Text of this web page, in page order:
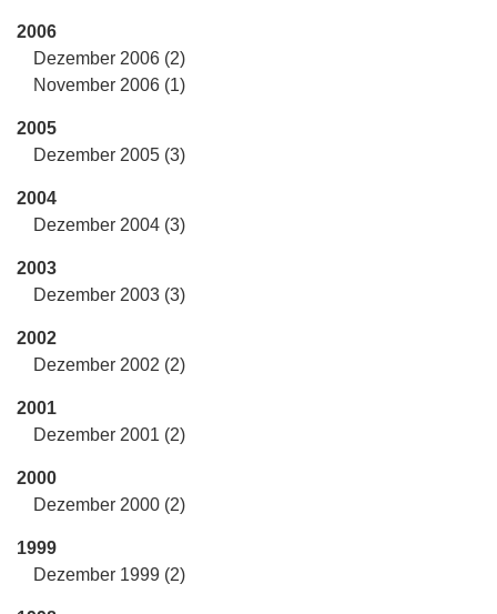
2006
Dezember 2006 (2)
November 2006 (1)
2005
Dezember 2005 (3)
2004
Dezember 2004 (3)
2003
Dezember 2003 (3)
2002
Dezember 2002 (2)
2001
Dezember 2001 (2)
2000
Dezember 2000 (2)
1999
Dezember 1999 (2)